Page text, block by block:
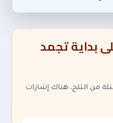
بداية تجمد
من الثلج، هناك إشارات